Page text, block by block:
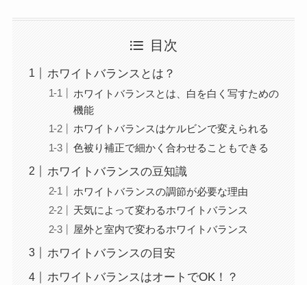
目次
ホワイトバランスとは？
ホワイトバランスとは、白を白く写すための
機能
ホワイトバランスはケルビンで変えられる
色被り補正で細かく合わせることもできる
ホワイトバランスの豆知識
ホワイトバランスの調節が必要な理由
天気によって変わるホワイトバランス
屋外と室内で変わるホワイトバランス
ホワイトバランスの目安
ホワイトバランスはオートでOK！？